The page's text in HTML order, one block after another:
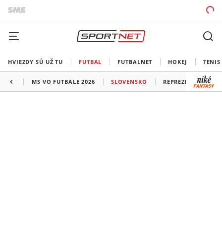
HVIEZDY SÚ UŽ TU FUTBAL FUTBALNET HOKEJ TENIS
MS VO FUTBALE 2026 SLOVENSKO REPREZENTÁCIE